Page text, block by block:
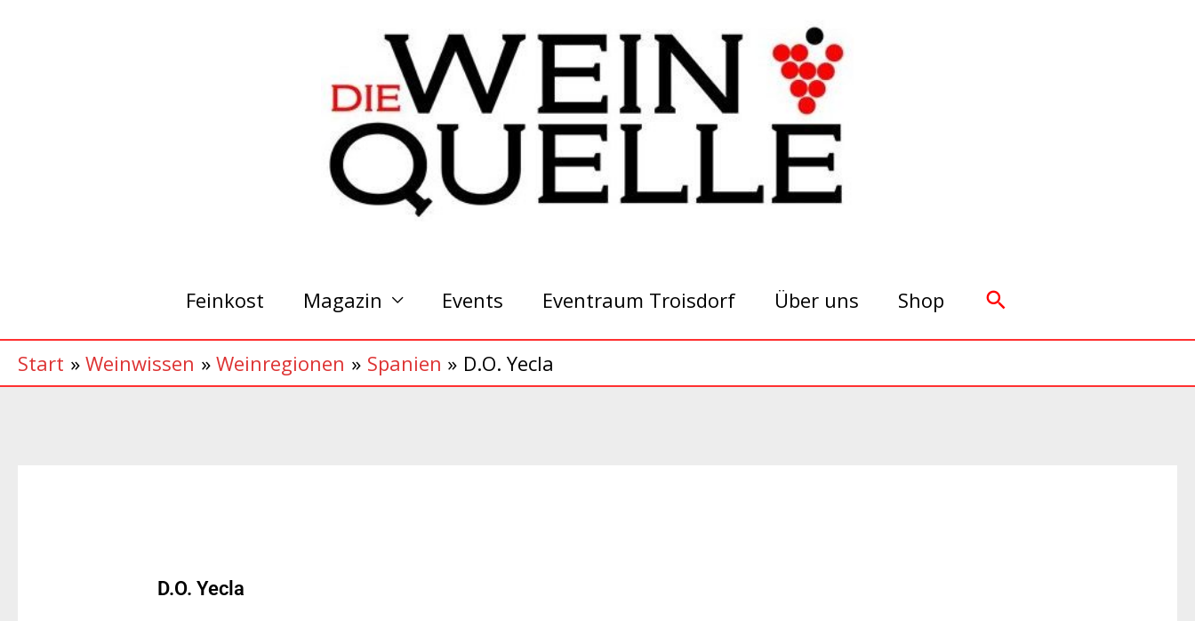
Feinkost Magazin Events Eventraum Troisdorf Über uns Shop Suchen
Start Weinwissen Weinregionen Spanien D.O. Yecla
D.O. Yecla